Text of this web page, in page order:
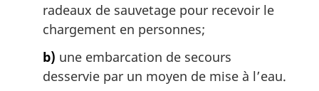
radeaux de sauvetage pour recevoir le
chargement en personnes;
b) une embarcation de secours
desservie par un moyen de mise à l’eau.